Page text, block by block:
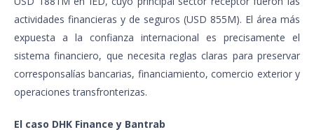
actividades financieras y de seguros (USD 855M). El área más
expuesta a la confianza internacional es precisamente el
sistema financiero, que necesita reglas claras para preservar
corresponsalías bancarias, financiamiento, comercio exterior y
operaciones transfronterizas.
El caso DHK Finance y Bantrab